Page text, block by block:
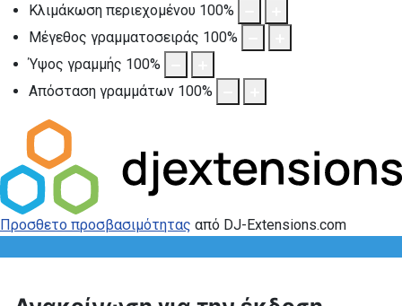
Κλιμάκωση περιεχομένου 100%
Μέγεθος γραμματοσειράς 100%
Ύψος γραμμής 100%
Απόσταση γραμμάτων 100%
Προσθετο προσβασιμότητας από DJ-Extensions.com